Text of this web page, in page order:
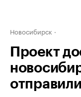
Новосибирск
Проект